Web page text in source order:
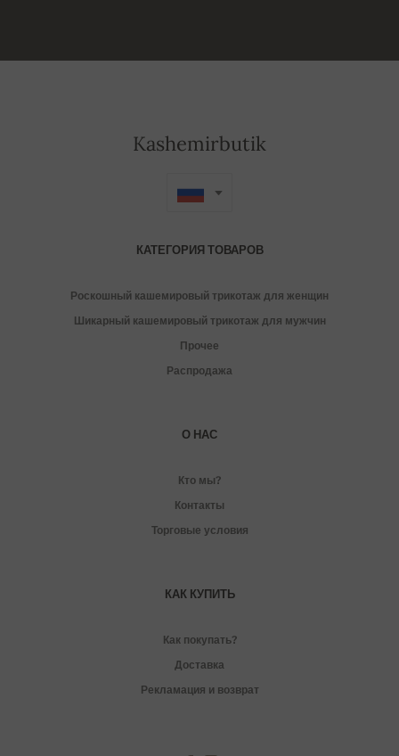
Kashemirbutik
КАТЕГОРИЯ ТОВАРОВ
Роскошный кашемировый трикотаж для женщин
Шикарный кашемировый трикотаж для мужчин
Прочее
Распродажа
О НАС
Кто мы?
Контакты
Торговые условия
КАК КУПИТЬ
Как покупать?
Доставка
Рекламация и возврат